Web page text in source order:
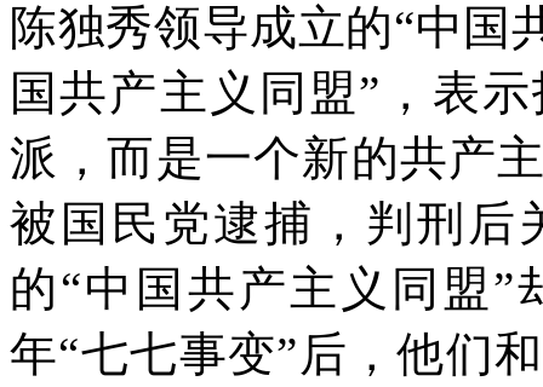
陈独秀领导成立的“中国
国共产主义同盟”，表
派，而是一个新的共产
被国民党逮捕，判刑后
的“中国共产主义同盟
年“七七事变”后，他们